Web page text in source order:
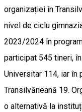
organizației în
nivel de ciclu
2023/2024 în
participat 545 tineri,
Universitar 114, iar în
Transilvăneană 19.
o alternativă la